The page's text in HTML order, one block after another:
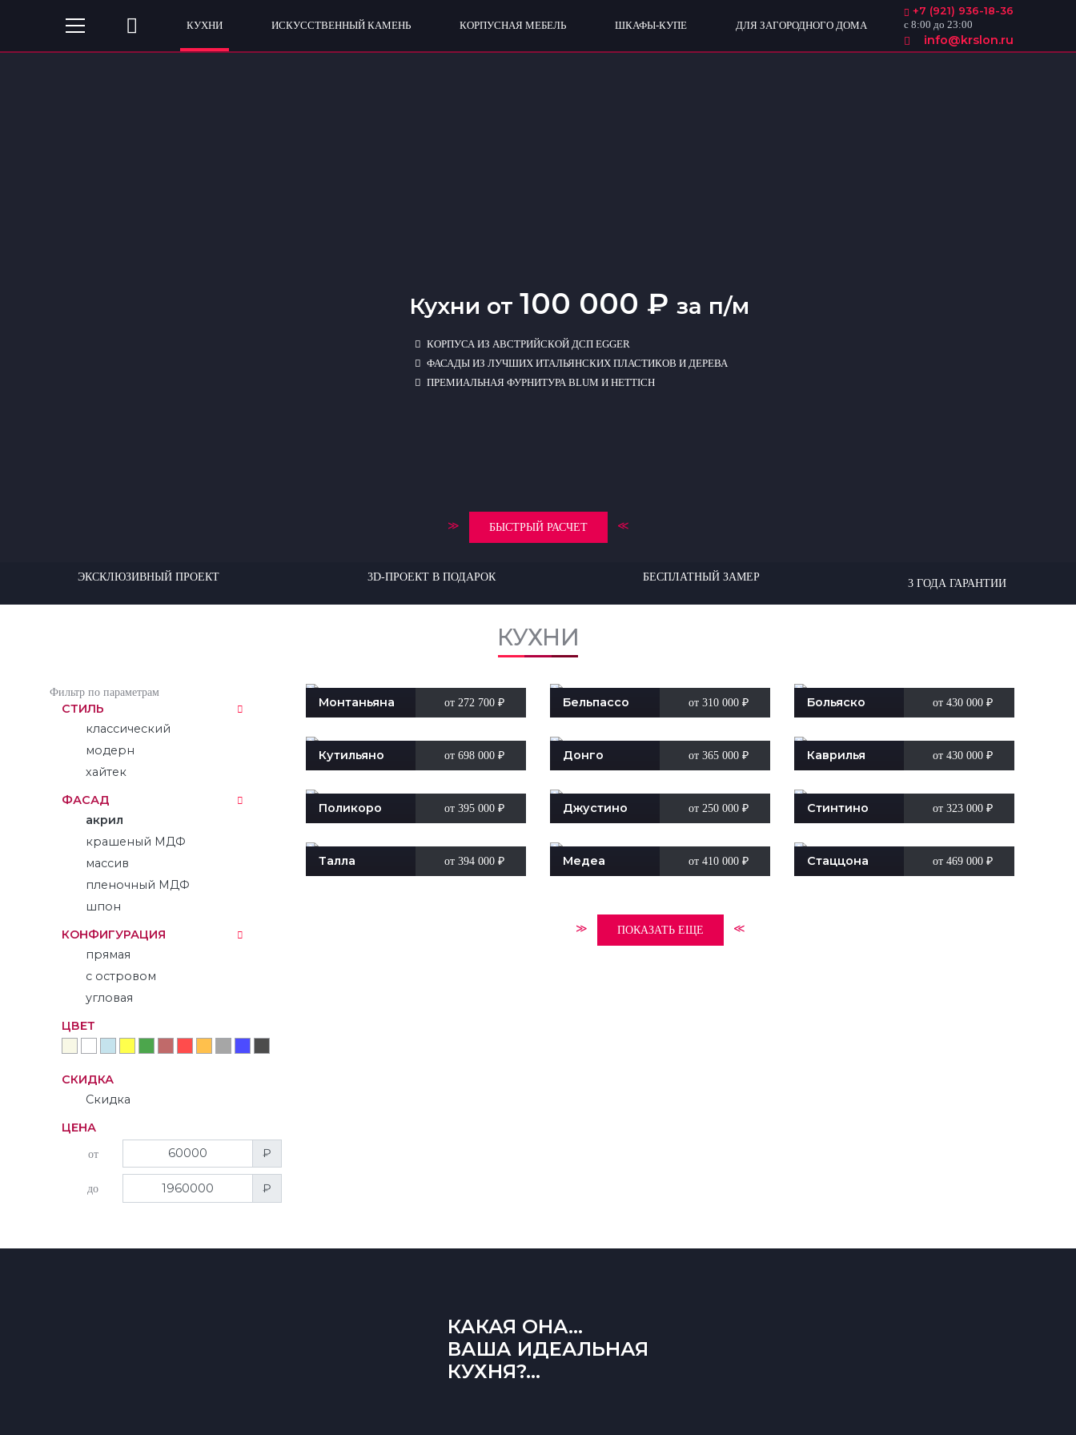
КУХНИ ИСКУССТВЕННЫЙ КАМЕНЬ КОРПУСНАЯ МЕБЕЛЬ ШКАФЫ-КУПЕ ДЛЯ ЗАГОРОДНОГО ДОМА
+7 (921) 936-18-36
с 8:00 до 23:00
info@krslon.ru
Кухни от 100 000 ₽ за п/м
КОРПУСА ИЗ АВСТРИЙСКОЙ ДСП EGGER
ФАСАДЫ ИЗ ЛУЧШИХ ИТАЛЬЯНСКИХ ПЛАСТИКОВ И ДЕРЕВА
ПРЕМИАЛЬНАЯ ФУРНИТУРА BLUM И HETTICH
≫ БЫСТРЫЙ РАСЧЕТ ≪
ЭКСКЛЮЗИВНЫЙ ПРОЕКТ 3D-ПРОЕКТ В ПОДАРОК БЕСПЛАТНЫЙ ЗАМЕР 3 ГОДА ГАРАНТИИ
КУХНИ
Фильтр по параметрам
СТИЛЬ
классический
модерн
хайтек
ФАСАД
акрил
крашеный МДФ
массив
пленочный МДФ
шпон
КОНФИГУРАЦИЯ
прямая
с островом
угловая
ЦВЕТ
СКИДКА
Скидка
ЦЕНА
от
до
₽
₽
Монтаньяна от 272 700 ₽ Бельпассо от 310 000 ₽ Больяско от 430 000 ₽
Кутильяно от 698 000 ₽ Донго от 365 000 ₽ Каврилья от 430 000 ₽
Поликоро от 395 000 ₽ Джустино от 250 000 ₽ Стинтино от 323 000 ₽
Талла от 394 000 ₽ Медеа от 410 000 ₽ Стаццона от 469 000 ₽
≫ ПОКАЗАТЬ ЕЩЕ ≪
КАКАЯ ОНА...
ВАША ИДЕАЛЬНАЯ
КУХНЯ?...